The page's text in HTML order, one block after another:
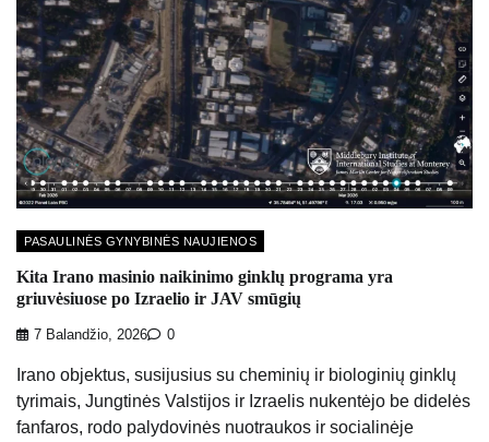
PASAULINĖS GYNYBINĖS NAUJIENOS
Kita Irano masinio naikinimo ginklų programa yra
griuvėsiuose po Izraelio ir JAV smūgių
7 Balandžio, 2026 0
Irano objektus, susijusius su cheminių ir biologinių ginklų
tyrimais, Jungtinės Valstijos ir Izraelis nukentėjo be didelės
fanfaros, rodo palydovinės nuotraukos ir socialinėje